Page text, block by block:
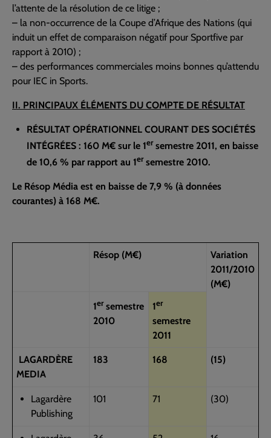
l’attente de la résolution de ce litige ;
– la non-occurrence de la Coupe d’Afrique des Nations (qui
induit un effet de comparaison négatif pour Sportfive par
rapport à 2010) ;
– des performances commerciales moins bonnes qu’attendu
pour IEC in Sports.
II. PRINCIPAUX ÉLÉMENTS DU COMPTE DE RÉSULTAT
RÉSULTAT OPÉRATIONNEL COURANT DES SOCIÉTÉS
INTÉGRÉES : 160 M€ sur le 1ersemestre 2011, en baisse
de 10,6 % par rapport au 1ersemestre 2010.
Le Résop Média est en baisse de 7,9 % (à données
courantes) à 168 M€.
Résop (M€)
Variation
2011/2010
(M€)
1ersemestre
2010
1er
semestre
2011
LAGARDÈRE
MEDIA
183 168 (15)
Lagardère
Publishing
101 71 (30)